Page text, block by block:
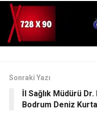
Sonraki Yazı
İl Sağlık Müdürü
Bodrum Deniz